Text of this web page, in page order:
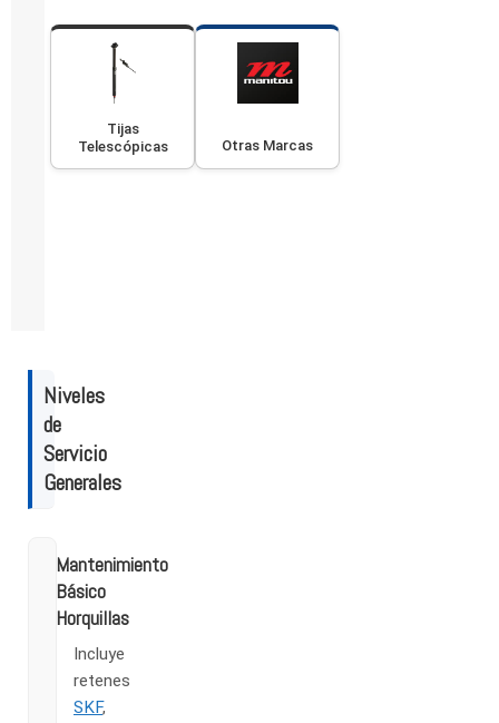
Tijas
Telescópicas
Otras Marcas
Niveles
de
Servicio
Generales
Mantenimiento
Básico
Horquillas
Incluye
retenes
SKF,